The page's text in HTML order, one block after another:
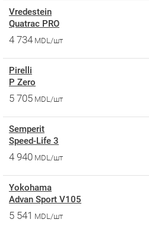
Vredestein
Quatrac PRO
4 734 MDL/шт
Pirelli
P Zero
5 705 MDL/шт
Semperit
Speed-Life 3
4 940 MDL/шт
Yokohama
Advan Sport V105
5 541 MDL/шт